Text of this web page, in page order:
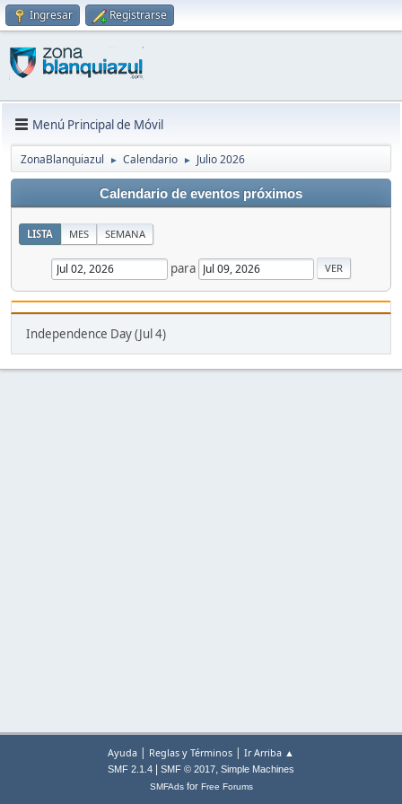
Ingresar Registrarse
Menú Principal de Móvil
ZonaBlanquiazul ► Calendario ► Julio 2026
Calendario de eventos próximos
LISTA MES SEMANA
para
Independence Day (Jul 4)
Ayuda | Reglas y Términos | Ir Arriba ▲
SMF 2.1.4 SMF © 2017, Simple Machines
SMFAdsfor Free Forums